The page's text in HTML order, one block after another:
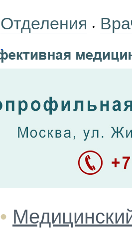
Отделения •
•